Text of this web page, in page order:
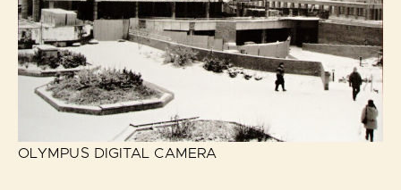
OLYMPUS DIGITAL CAMERA